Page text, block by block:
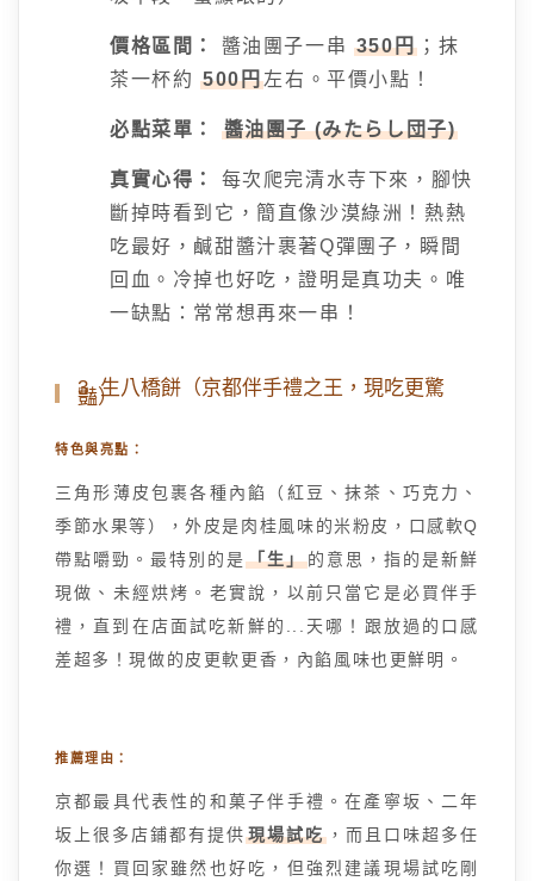
價格區間： 醬油團子一串 350円 ；抹
茶一杯約 500円左右。平價小點！
必點菜單： 醬油團子 (みたらし団子)
真實心得：
每次爬完清水寺下來，腳快
斷掉時看到它，簡直像沙漠綠洲！熱熱
吃最好，鹹甜醬汁裹著Q彈團子，瞬間
回血。冷掉也好吃，證明是真功夫。唯
一缺點：常常想再來一串！
3. 生八橋餅（京都伴手禮之王，現吃更驚
豔）
特色與亮點：
三角形薄皮包裹各種內餡（紅豆、抹茶、巧克力、
季節水果等），外皮是肉桂風味的米粉皮，口感軟Q
帶點嚼勁。最特別的是「生」的意思，指的是新鮮
現做、未經烘烤。老實說，以前只當它是必買伴手
禮，直到在店面試吃新鮮的...天哪！跟放過的口感
差超多！現做的皮更軟更香，內餡風味也更鮮明。
推薦理由：
京都最具代表性的和菓子伴手禮。在產寧坂、二年
坂上很多店鋪都有提供現場試吃 ，而且口味超多任
你選！買回家雖然也好吃，但強烈建議現場試吃剛